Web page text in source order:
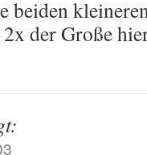
beiden
der Große